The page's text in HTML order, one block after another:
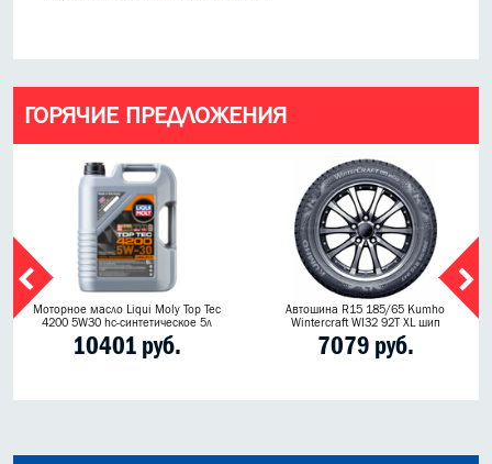
ГОРЯЧИЕ ПРЕДЛОЖЕНИЯ
Моторное масло Liqui Moly Top Tec
4200 5W30 hc-синтетическое 5л
10401 руб.
Автошина R15 185/65 Kumho
Wintercraft WI32 92T XL шип
7079 руб.